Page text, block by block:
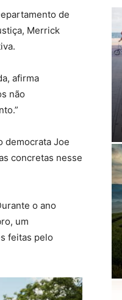
de
Merrick
afirma
não
democrata Joe
concretas nesse
o ano
um
feitas pelo